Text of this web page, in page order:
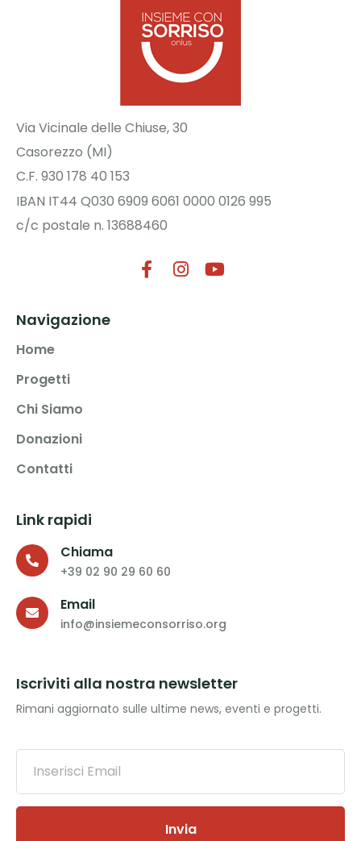
Via Vicinale delle Chiuse, 30
Casorezzo (MI)
C.F. 930 178 40 153
IBAN IT44 Q030 6909 6061 0000 0126 995
c/c postale n. 13688460
Navigazione
Home
Progetti
Chi Siamo
Donazioni
Contatti
Link rapidi
Chiama
+39 02 90 29 60 60
Email
info@insiemeconsorriso.org
Iscriviti alla nostra newsletter
Rimani aggiornato sulle ultime news, eventi e progetti.
Invia